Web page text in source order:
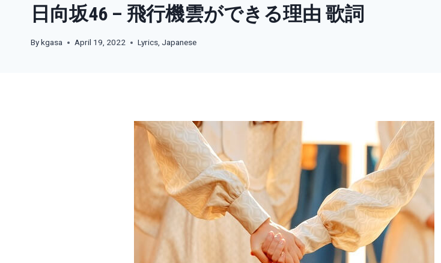
日向坂46 – 飛行機雲ができる理由 歌詞
Bykgasa April 19, 2022 Lyrics, Japanese